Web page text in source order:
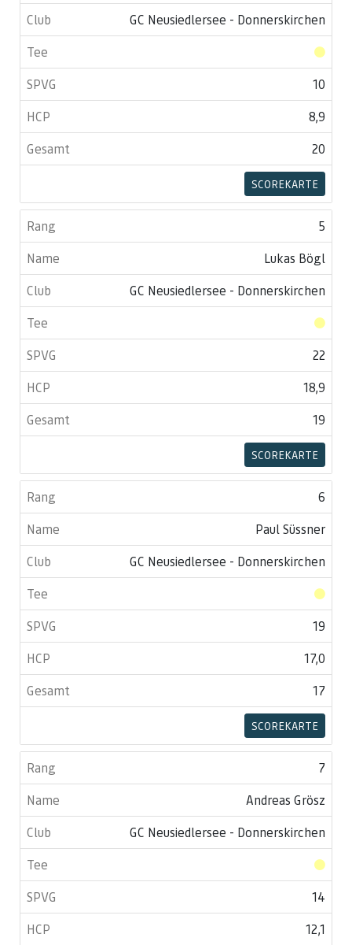
GC Neusiedlersee - Donnerskirchen
10
8,9
20
SCOREKARTE
5
Lukas Bögl
GC Neusiedlersee - Donnerskirchen
22
18,9
19
SCOREKARTE
6
Paul Süssner
GC Neusiedlersee - Donnerskirchen
19
17,0
17
SCOREKARTE
7
Andreas Grösz
GC Neusiedlersee - Donnerskirchen
14
12,1